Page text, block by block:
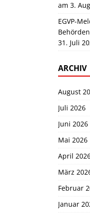
am 3.
EGVP-
31. Juli
ARCHIV
August
Juli 2026
Juni 2026
Mai 2026
April
März
Februar
Januar